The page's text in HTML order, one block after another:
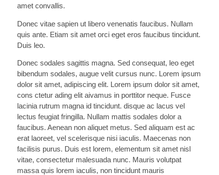
amet convallis.
Donec vitae sapien ut libero venenatis faucibus. Nullam
quis ante. Etiam sit amet orci eget eros faucibus tincidunt.
Duis leo.
Donec sodales sagittis magna. Sed consequat, leo eget
bibendum sodales, augue velit cursus nunc. Lorem ipsum
dolor sit amet, adipiscing elit. Lorem ipsum dolor sit amet,
cons ctetur ading elit aivamus in porttitor neque. Fusce
lacinia rutrum magna id tincidunt. disque ac lacus vel
lectus feugiat fringilla. Nullam mattis sodales dolor a
faucibus. Aenean non aliquet metus. Sed aliquam est ac
erat laoreet, vel scelerisque nisi iaculis. Maecenas non
facilisis purus. Duis est lorem, elementum sit amet nisl
vitae, consectetur malesuada nunc. Mauris volutpat
massa quis lorem iaculis, non tincidunt mauris